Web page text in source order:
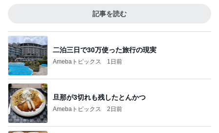
記事を読む
二泊三日で30万使った旅行の現実
Amebaトピックス 1日前
旦那が3切れも残したとんかつ
Amebaトピックス 2日前